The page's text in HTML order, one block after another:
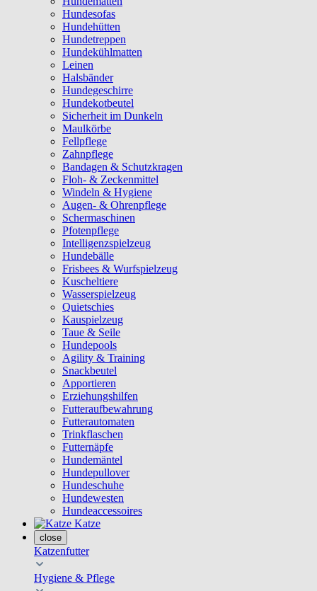
Hundesofas
Hundehütten
Hundetreppen
Hundekühlmatten
Leinen
Halsbänder
Hundegeschirre
Hundekotbeutel
Sicherheit im Dunkeln
Maulkörbe
Fellpflege
Zahnpflege
Bandagen & Schutzkragen
Floh- & Zeckenmittel
Windeln & Hygiene
Augen- & Ohrenpflege
Schermaschinen
Pfotenpflege
Intelligenzspielzeug
Hundebälle
Frisbees & Wurfspielzeug
Kuscheltiere
Wasserspielzeug
Quietschies
Kauspielzeug
Taue & Seile
Hundepools
Agility & Training
Snackbeutel
Apportieren
Erziehungshilfen
Futteraufbewahrung
Futterautomaten
Trinkflaschen
Futternäpfe
Hundemäntel
Hundepullover
Hundeschuhe
Hundewesten
Hundeaccessoires
Katze
close
Katzenfutter
Hygiene & Pflege